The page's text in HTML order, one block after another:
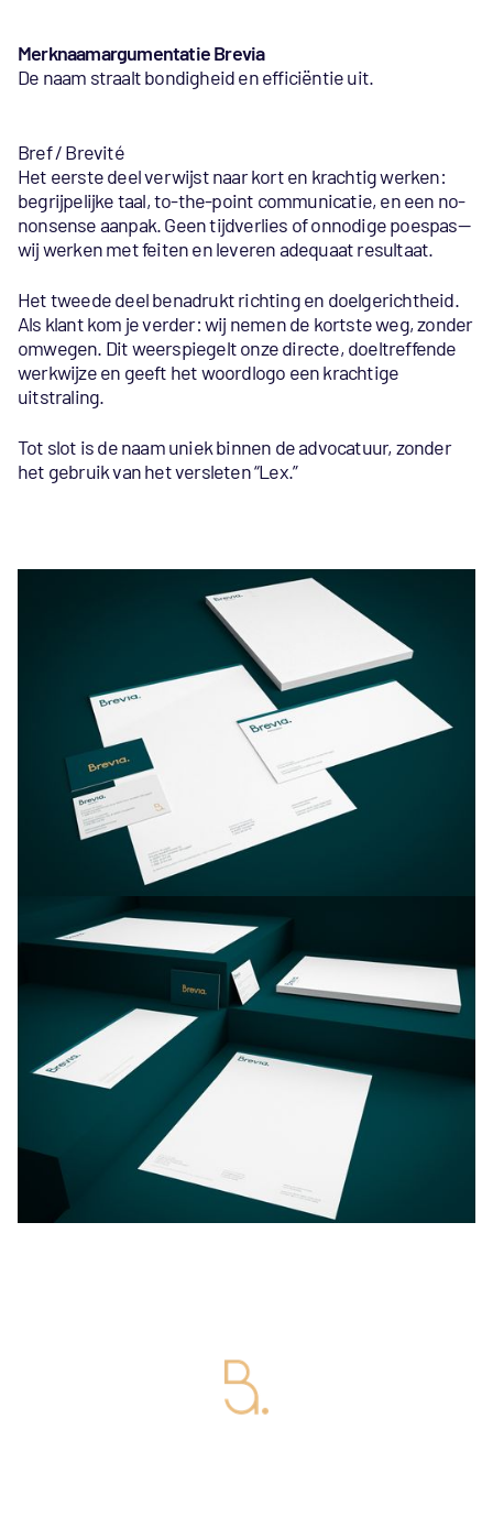
Merknaamargumentatie Brevia
De naam straalt bondigheid en efficiëntie uit.
Bref / Brevité
Het eerste deel verwijst naar kort en krachtig werken:
begrijpelijke taal, to-the-point communicatie, en een no-
nonsense aanpak. Geen tijdverlies of onnodige poespas—
wij werken met feiten en leveren adequaat resultaat.
Het tweede deel benadrukt richting en doelgerichtheid.
Als klant kom je verder: wij nemen de kortste weg, zonder
omwegen. Dit weerspiegelt onze directe, doeltreffende
werkwijze en geeft het woordlogo een krachtige
uitstraling.
Tot slot is de naam uniek binnen de advocatuur, zonder
het gebruik van het versleten “Lex.”